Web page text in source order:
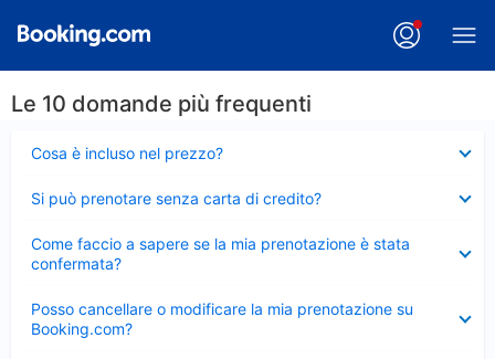
Le 10 domande più frequenti
Cosa è incluso nel prezzo?
chiuso
Si può prenotare senza carta di credito?
chiuso
Come faccio a sapere se la mia prenotazione è stata
confermata?
chiuso
Posso cancellare o modificare la mia prenotazione su
Booking.com?
chiuso